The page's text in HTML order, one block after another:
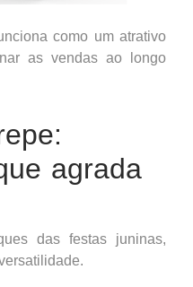
como um atrativo
as vendas ao longo
:
agrada
das festas juninas,